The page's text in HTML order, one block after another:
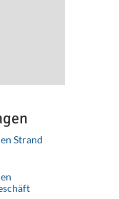
Strand